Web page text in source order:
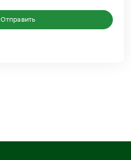
Отправить